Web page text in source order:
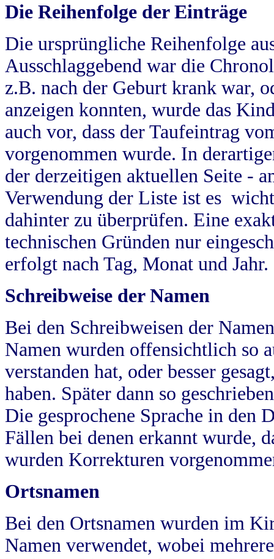
Die Reihenfolge der Einträge
Die ursprüngliche Reihenfolge
Ausschlaggebend war die
z.B. nach der Geburt krank war,
anzeigen konnten, wurde das
auch vor, dass der Taufeintrag
vorgenommen wurde. In
der derzeitigen aktuellen Seite -
Verwendung der Liste ist es
dahinter zu überprüfen. Eine
technischen Gründen nur
erfolgt nach Tag, Monat und Jahr.
Schreibweise der Namen
Bei den Schreibweisen der
Namen wurden offensichtlich so
verstanden hat, oder besser
haben. Später dann so
Die gesprochene Sprache in
Fällen bei denen erkannt wurde,
wurden Korrekturen
Ortsnamen
Bei den Ortsnamen wurden im
Namen verwendet, wobei